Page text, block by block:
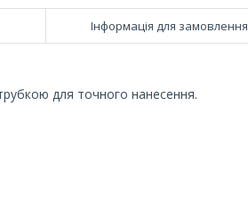
Інформація для замовлення
для точного нанесення.